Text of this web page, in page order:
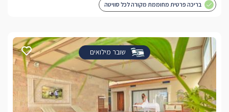
בריכה פרטית מחוממת מקורה לכל סוויטה
שובר מילואים